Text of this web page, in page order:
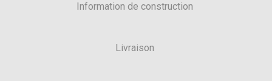
Information de construction
Livraison